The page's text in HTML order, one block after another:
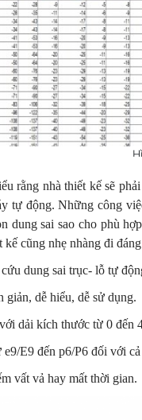
rằng nhà thiết kế sẽ
tự động. Những công
dung sai sao cho phù
kế cũng nhẹ nhàng đi
dung sai trục- lỗ tự
giản, dễ hiểu, dễ sử dụng.
dải kích thước từ 0 đến
E9 đến p6/P6 đối với
vất vả hay mất thời gian.